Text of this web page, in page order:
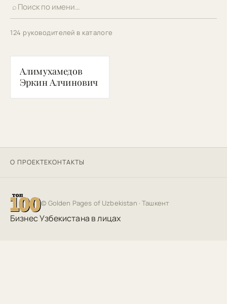
⌕
124 руководителей в каталоге
АЭ
Алимухамедов
Эркин Алчинович
О ПРОЕКТЕКОНТАКТЫ
© Golden Pages of Uzbekistan · Ташкент
Бизнес Узбекистана в лицах